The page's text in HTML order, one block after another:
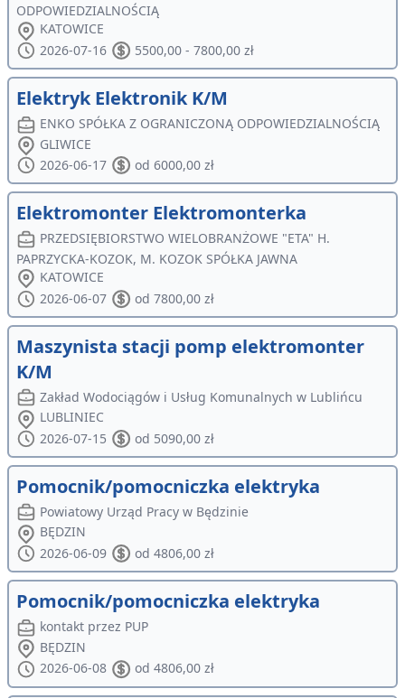
ODPOWIEDZIALNOŚCIĄ
KATOWICE
2026-07-16
5500,00 - 7800,00 zł
Elektryk Elektronik K/M
ENKO SPÓŁKA Z OGRANICZONĄ ODPOWIEDZIALNOŚCIĄ
GLIWICE
2026-06-17
od 6000,00 zł
Elektromonter Elektromonterka
PRZEDSIĘBIORSTWO WIELOBRANŻOWE "ETA" H.
PAPRZYCKA-KOZOK, M. KOZOK SPÓŁKA JAWNA
KATOWICE
2026-06-07
od 7800,00 zł
Maszynista stacji pomp elektromonter
K/M
Zakład Wodociągów i Usług Komunalnych w Lublińcu
LUBLINIEC
2026-07-15
od 5090,00 zł
Pomocnik/pomocniczka elektryka
Powiatowy Urząd Pracy w Będzinie
BĘDZIN
2026-06-09
od 4806,00 zł
Pomocnik/pomocniczka elektryka
kontakt przez PUP
BĘDZIN
2026-06-08
od 4806,00 zł